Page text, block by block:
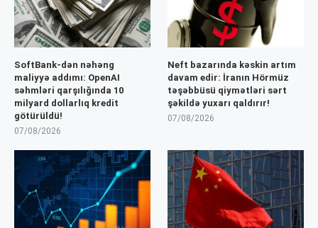
SoftBank-dən nəhəng
maliyyə addımı: OpenAI
səhmləri qarşılığında 10
milyard dollarlıq kredit
götürüldü!
07/08/2026
Neft bazarında kəskin artım
davam edir: İranın Hörmüz
təşəbbüsü qiymətləri sərt
şəkildə yuxarı qaldırır!
07/08/2026